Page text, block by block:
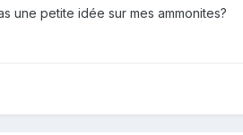
une petite idée sur mes ammonites?